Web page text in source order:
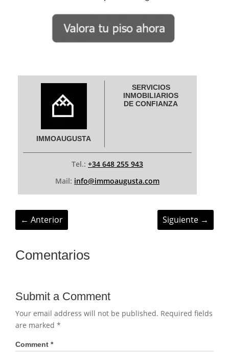
IMMOAUGUSTA
SERVICIOS
INMOBILIARIOS
DE CONFIANZA
Tel.: +34 648 255 943
Mail: info@immoaugusta.com
← Anterior Siguiente →
Comentarios
Submit a Comment
Your email address will not be published. Required fields
are marked *
Comment *